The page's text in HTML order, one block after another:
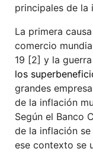
principales de la
La primera
comercio
19 [2] y la
los
grandes
de la inflación
Según el Banco
de la inflación
ese contexto se